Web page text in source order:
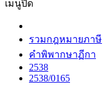
เมนูปิด
รวมกฎหมายภาษี
คำพิพากษาฏีกา
2538
2538/0165